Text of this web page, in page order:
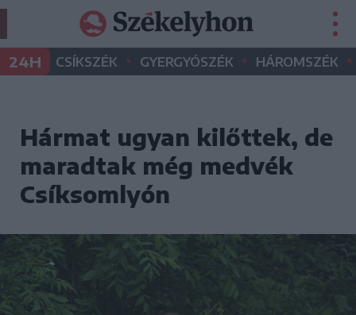
24H CSÍKSZÉK • GYERGYÓSZÉK • HÁROMSZÉK •
Hármat ugyan kilőttek, de
maradtak még medvék
Csíksomlyón